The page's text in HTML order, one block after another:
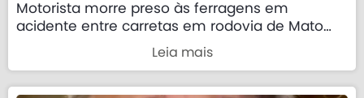
Motorista morre preso às ferragens em
acidente entre carretas em rodovia de Mato
Leia mais